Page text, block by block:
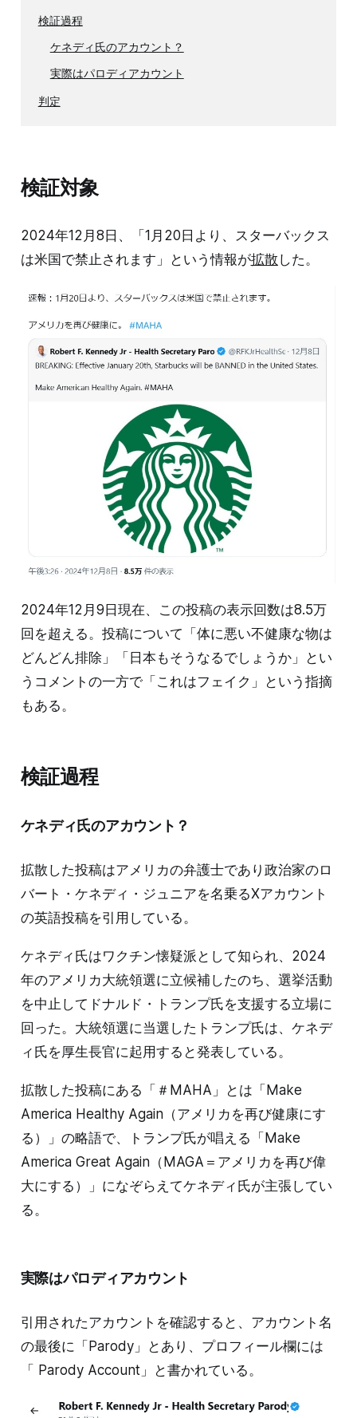
検証過程
ケネディ氏のアカウント？
実際はパロディアカウント
判定
検証対象
2024年12月8日、「1月20日より、スターバックス
は米国で禁止されます」という情報が拡散 した。
2024年12月9日現在、この投稿の表示回数は8.5万
回を超える。投稿について「体に悪い不健康な物は
どんどん排除」「日本もそうなるでしょうか」とい
うコメントの一方で「これはフェイク」という指摘
もある。
検証過程
ケネディ氏のアカウント？
拡散した投稿はアメリカの弁護士であり政治家のロ
バート・ケネディ・ジュニアを名乗るXアカウント
の英語投稿を引用している。
ケネディ氏はワクチン懐疑派として知られ、2024
年のアメリカ大統領選に立候補したのち、選挙活動
を中止してドナルド・トランプ氏を支援する立場に
回った。大統領選に当選したトランプ氏は、ケネデ
ィ氏を厚生長官に起用すると発表している。
拡散した投稿にある「＃MAHA」とは「Make
America Healthy Again（アメリカを再び健康にす
る）」の略語で、トランプ氏が唱える「Make
America Great Again（MAGA＝アメリカを再び偉
大にする）」になぞらえてケネディ氏が主張してい
る。
実際はパロディアカウント
引用されたアカウントを確認すると、アカウント名
の最後に「Parody」とあり、プロフィール欄には
「 Parody Account」と書かれている。